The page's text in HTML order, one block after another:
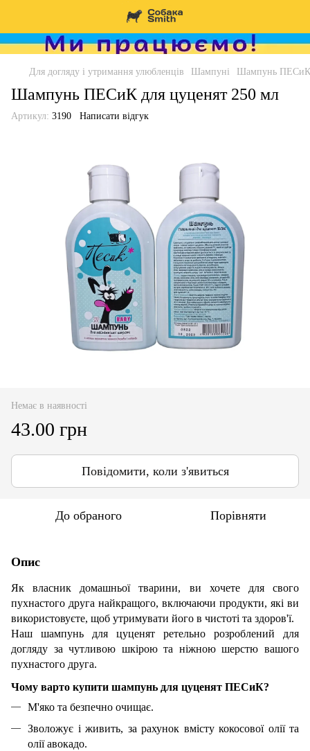
Для догляду і утримання улюбленців Шампуні Шампунь ПЕСиК
Шампунь ПЕСиК для цуценят 250 мл
Артикул: 3190 Написати відгук
Немає в наявності
43.00 грн
Повідомити, коли з'явиться
До обраного Порівняти
Опис
Як власник домашньої тварини, ви хочете для свого
пухнастого друга найкращого, включаючи продукти, які ви
використовуєте, щоб утримувати його в чистоті та здоров'ї.
Наш шампунь для цуценят ретельно розроблений для
догляду за чутливою шкірою та ніжною шерстю вашого
пухнастого друга.
Чому варто купити шампунь для цуценят ПЕСиК?
М'яко та безпечно очищає.
Зволожує і живить, за рахунок вмісту кокосової олії та
олії авокадо.